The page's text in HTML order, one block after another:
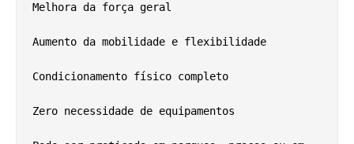
Melhora da força geral
Aumento da mobilidade e flexibilidade
Condicionamento físico completo
Zero necessidade de equipamentos